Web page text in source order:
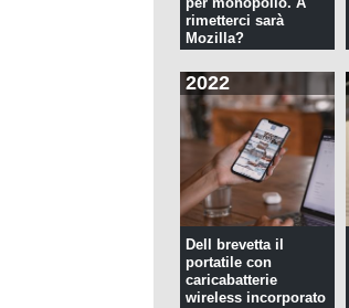
rimetterci sarà
Mozilla?
2022
Dell brevetta il
portatile con
caricabatterie
wireless incorporato